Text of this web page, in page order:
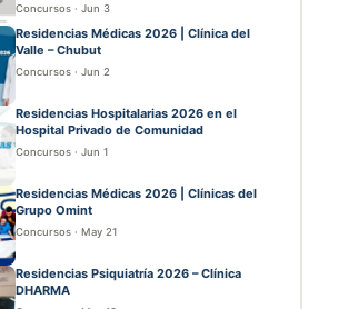
Concursos · Jun 3
Residencias Médicas 2026 | Clínica del
Valle – Chubut
Concursos · Jun 2
Residencias Hospitalarias 2026 en el
Hospital Privado de Comunidad
Concursos · Jun 1
Residencias Médicas 2026 | Clínicas del
Grupo Omint
Concursos · May 21
Residencias Psiquiatría 2026 – Clínica
DHARMA